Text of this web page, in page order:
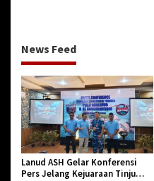
News Feed
Lanud ASH Gelar Konferensi
Pers Jelang Kejuaraan Tinju